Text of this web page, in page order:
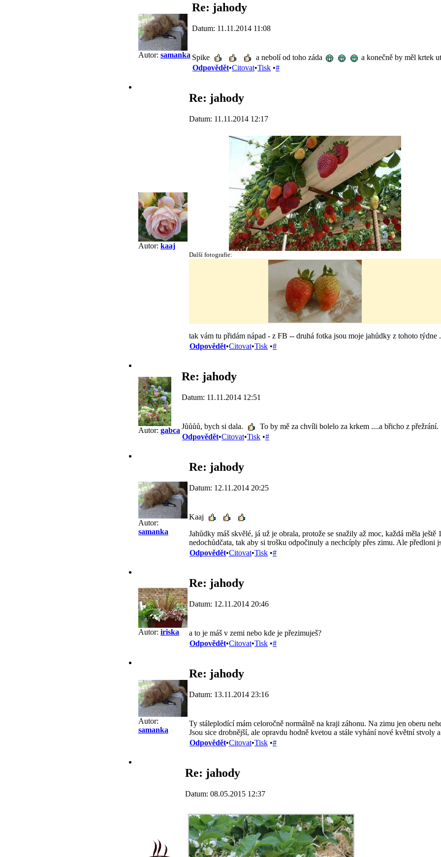
Autor: samanka
Re: jahody
Datum: 11.11.2014 11:08
Spike a nebolí od toho záda
a konečně by měl krtek
Odpovědět•Citovat•Tisk •#
Autor: kaaj
Re: jahody
Datum: 11.11.2014 12:17
Další fotografie:
tak vám tu přidám nápad - z FB -- druhá fotka jsou moje jahůdky z tohoto týdne .
Odpovědět•Citovat•Tisk •#
Autor: gabca
Re: jahody
Datum: 11.11.2014 12:51
Jůůůů, bych si dala.
To by mě za chvíli bolelo za krkem ....a břicho z přežrání.
Odpovědět•Citovat•Tisk •#
Autor:
samanka
Re: jahody
Datum: 12.11.2014 20:25
Kaaj
Jahůdky máš skvělé, já už je obrala, protože se snažily až moc, každá měla
nedochůdčata, tak aby si trošku odpočinuly a nechcíply přes zimu. Ale předloni
Odpovědět•Citovat•Tisk •#
Autor: iriska
Re: jahody
Datum: 12.11.2014 20:46
a to je máš v zemi nebo kde je přezimuješ?
Odpovědět•Citovat•Tisk •#
Autor:
samanka
Re: jahody
Datum: 13.11.2014 23:16
Ty stáleplodící mám celoročně normálně na kraji záhonu. Na zimu jen oberu
Jsou sice drobnější, ale opravdu hodně kvetou a stále vyhání nové květní stvoly
Odpovědět•Citovat•Tisk •#
Re: jahody
Datum: 08.05.2015 12:37